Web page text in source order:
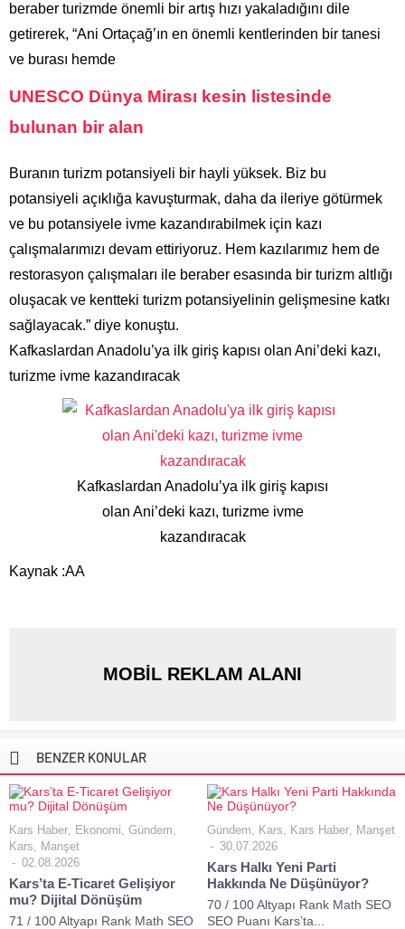
beraber turizmde önemli bir artış hızı yakaladığını dile
getirerek, “Ani Ortaçağ’ın en önemli kentlerinden bir tanesi
ve burası hemde
UNESCO Dünya Mirası kesin listesinde
bulunan bir alan
Buranın turizm potansiyeli bir hayli yüksek. Biz bu
potansiyeli açıklığa kavuşturmak, daha da ileriye götürmek
ve bu potansiyele ivme kazandırabilmek için kazı
çalışmalarımızı devam ettiriyoruz. Hem kazılarımız hem de
restorasyon çalışmaları ile beraber esasında bir turizm altlığı
oluşacak ve kentteki turizm potansiyelinin gelişmesine katkı
sağlayacak.” diye konuştu.
Kafkaslardan Anadolu’ya ilk giriş kapısı olan Ani’deki kazı,
turizme ivme kazandıracak
Kafkaslardan Anadolu’ya ilk giriş kapısı
olan Ani’deki kazı, turizme ivme
kazandıracak
Kaynak :AA
MOBİL REKLAM ALANI
BENZER KONULAR
Kars Haber, Ekonomi, Gündem,
Kars, Manşet
02.08.2026
Kars’ta E-Ticaret Gelişiyor
mu? Dijital Dönüşüm
71 / 100 Altyapı Rank Math SEO
Gündem, Kars, Kars Haber, Manşet
30.07.2026
Kars Halkı Yeni Parti
Hakkında Ne Düşünüyor?
70 / 100 Altyapı Rank Math SEO
SEO Puanı Kars’ta...